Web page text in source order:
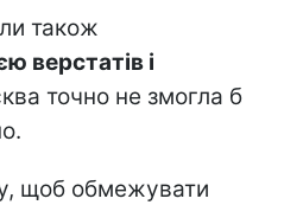
також
верстатів і
точно не змогла б
щоб обмежувати